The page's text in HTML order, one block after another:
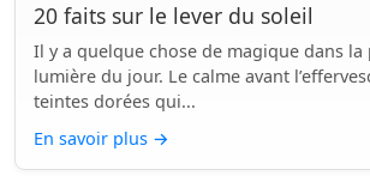
20 faits sur le lever du soleil
Il y a quelque chose de magique dans la
lumière du jour. Le calme avant
teintes dorées qui...
En savoir plus →